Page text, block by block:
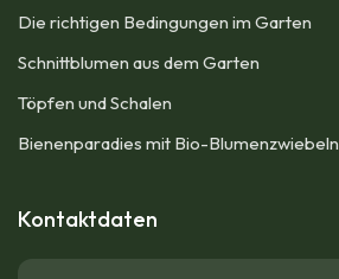
Die richtigen Bedingungen im Garten
Schnittblumen aus dem Garten
Töpfen und Schalen
Bienenparadies mit Bio-Blumenzwiebeln
Kontaktdaten